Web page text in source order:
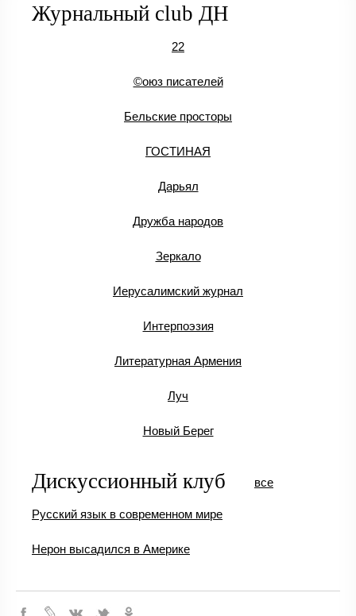
Журнальный club ДН
22
©оюз писателей
Бельские просторы
ГОСТИНАЯ
Дарьял
Дружба народов
Зеркало
Иерусалимский журнал
Интерпоэзия
Литературная Армения
Луч
Новый Берег
Дискуссионный клуб
Русский язык в современном мире
Нерон высадился в Америке
все